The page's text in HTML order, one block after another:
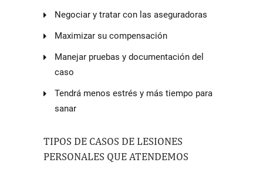
Negociar y tratar con las aseguradoras
Maximizar su compensación
Manejar pruebas y documentación del
caso
Tendrá menos estrés y más tiempo para
sanar
TIPOS DE CASOS DE LESIONES
PERSONALES QUE ATENDEMOS